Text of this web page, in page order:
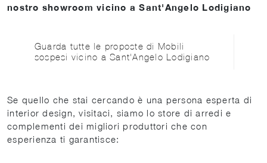
nostro showroom vicino a Sant'Angelo Lodigiano
Guarda tutte le proposte di Mobili
sospesi vicino a Sant'Angelo Lodigiano
Se quello che stai cercando è una persona esperta di
interior design, visitaci, siamo lo store di arredi e
complementi dei migliori produttori che con
esperienza ti garantisce: